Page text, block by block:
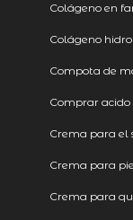
Colágeno en
Colágeno
Compota de
Comprar acido
Crema para el
Crema para
Crema para